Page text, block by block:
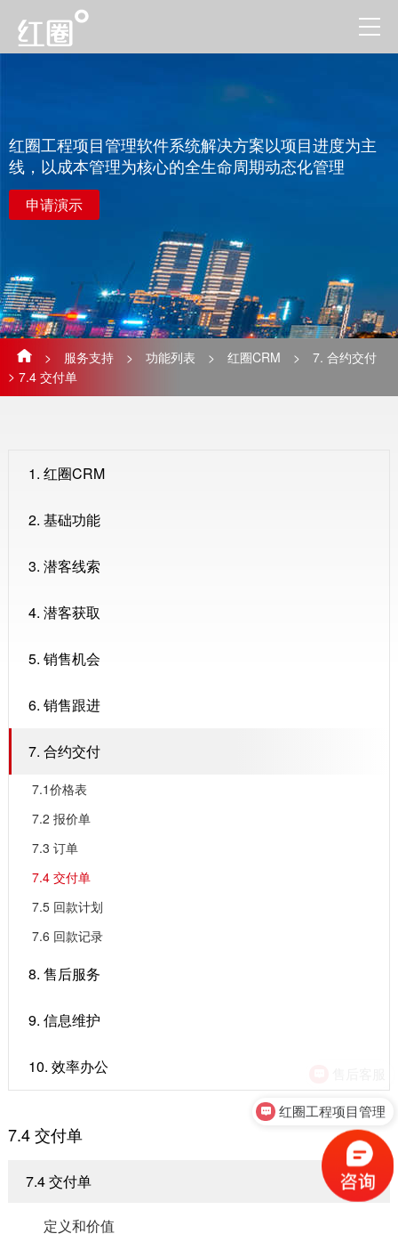
红圈工程项目管理软件系统解决方案以项目进度为主
线，以成本管理为核心的全生命周期动态化管理
申请演示
> 服务支持 > 功能列表 > 红圈CRM >
7. 合约交付
> 7.4 交付单
1. 红圈CRM
2. 基础功能
3. 潜客线索
4. 潜客获取
5. 销售机会
6. 销售跟进
7. 合约交付
7.1价格表
7.2 报价单
7.3 订单
7.4 交付单
7.5 回款计划
7.6 回款记录
8. 售后服务
9. 信息维护
10. 效率办公
7.4 交付单
7.4 交付单
定义和价值
红圈工程项目管理